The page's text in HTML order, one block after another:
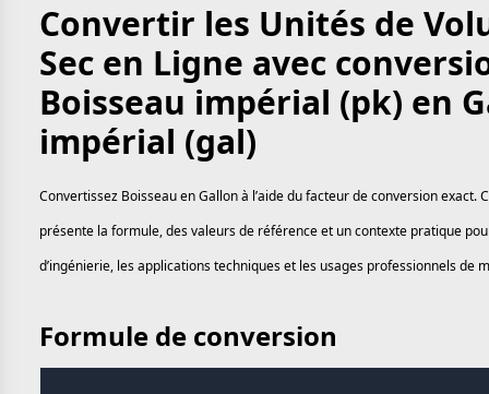
Convertir les Unités de
Sec en Ligne avec
Boisseau impérial (pk) en
impérial (gal)
Convertissez Boisseau en Gallon à l’aide du facteur de conversion exact.
présente la formule, des valeurs de référence et un contexte pratique
d’ingénierie, les applications techniques et les usages professionnels de
Formule de conversion